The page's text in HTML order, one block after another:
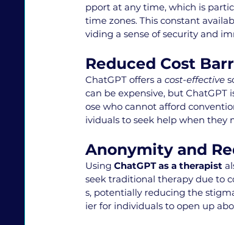
pport at any time, which is
time zones. This constant
viding a sense of security and
Reduced Cost
ChatGPT offers a cost-effective
can be expensive, but ChatGPT
ose who cannot afford
ividuals to seek help when they
Anonymity and
Using ChatGPT as a therapist
seek traditional therapy due to
s, potentially reducing the
ier for individuals to open up